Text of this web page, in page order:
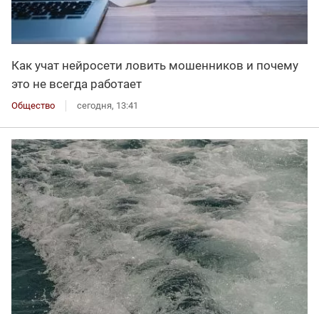
Как учат нейросети ловить мошенников и почему
это не всегда работает
Общество сегодня, 13:41